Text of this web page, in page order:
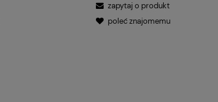
zapytaj o produkt
poleć znajomemu